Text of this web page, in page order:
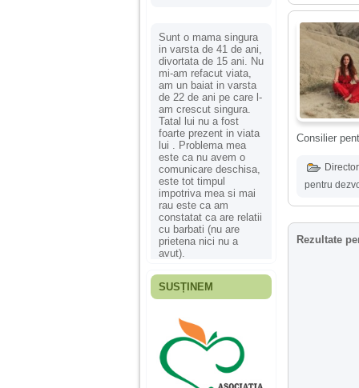
Sunt o mama singura
in varsta de 41 de ani,
divortata de 15 ani. Nu
mi-am refacut viata,
am un baiat in varsta
de 22 de ani pe care l-
am crescut singura.
Tatal lui nu a fost
foarte prezent in viata
lui . Problema mea
este ca nu avem o
comunicare deschisa,
este tot timpul
impotriva mea si mai
rau este ca am
constatat ca are relatii
cu barbati (nu are
prietena nici nu a
avut).
Fiica mea s-a nascut
ani, privind in urma
realizez cat de multe
greseli am facut in
educatia si cresterea
ei, am fost o mama
egoista, preocupata
SUSȚINEM
Consilier
pentru
Rezultate